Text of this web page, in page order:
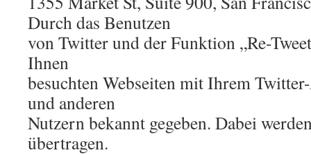
Durch das Benutzen
von Twitter und der Funktion „Re-
Ihnen
besuchten Webseiten mit Ihrem
und anderen
Nutzern bekannt gegeben. Dabei
übertragen.